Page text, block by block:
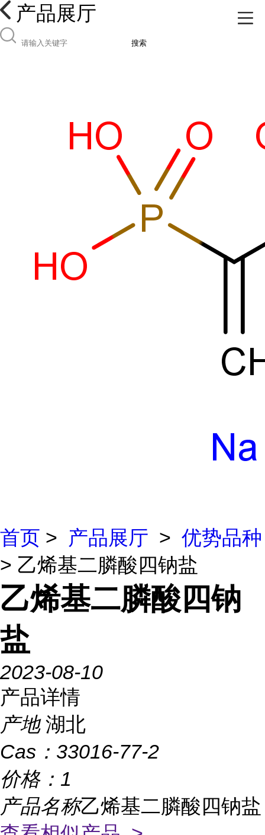
产品展厅
搜索
首页 > 产品展厅 > 优势品种
> 乙烯基二膦酸四钠盐
乙烯基二膦酸四钠
盐
2023-08-10
产品详情
产地 湖北
Cas： 33016-77-2
价格： 1
产品名称乙烯基二膦酸四钠盐